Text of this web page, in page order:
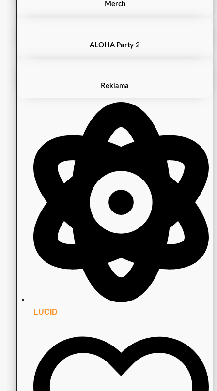
Merch
ALOHA Party 2
Reklama
LUCID